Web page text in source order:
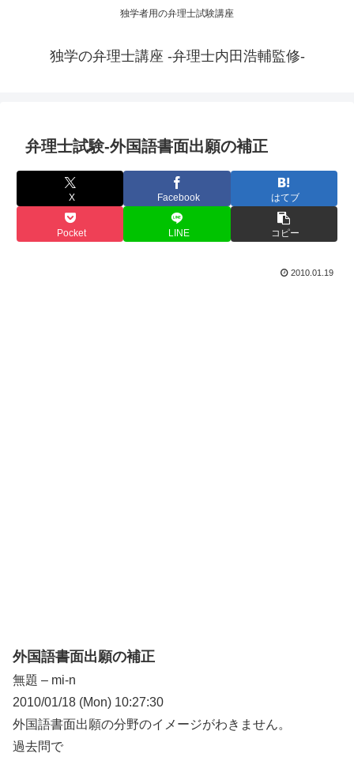
独学者用の弁理士試験講座
独学の弁理士講座 -弁理士内田浩輔監修-
弁理士試験-外国語書面出願の補正
X Facebook はてブ
Pocket LINE コピー
2010.01.19
外国語書面出願の補正
無題 – mi-n
2010/01/18 (Mon) 10:27:30
外国語書面出願の分野のイメージがわきません。
過去問で